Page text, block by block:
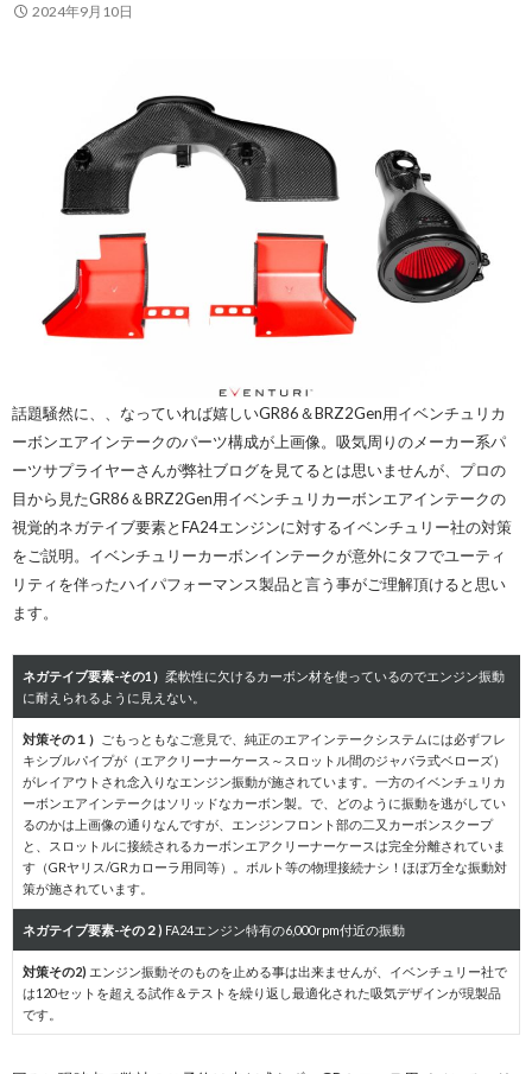
2024年9月10日
話題騒然に、、なっていれば嬉しいGR86＆BRZ2Gen用イベンチュリカ
ーボンエアインテークのパーツ構成が上画像。吸気周りのメーカー系パ
ーツサプライヤーさんが弊社ブログを見てるとは思いませんが、プロの
目から見たGR86＆BRZ2Gen用イベンチュリカーボンエアインテークの
視覚的ネガテイブ要素とFA24エンジンに対するイベンチュリー社の対策
をご説明。イベンチュリーカーボンインテークが意外にタフでユーティ
リティを伴ったハイパフォーマンス製品と言う事がご理解頂けると思い
ます。
ネガテイブ要素-その1） 柔軟性に欠けるカーボン材を使っているのでエンジン振動
に耐えられるように見えない。
対策その１）
ごもっともなご意見で、純正のエアインテークシステムには必ずフレ
キシブルパイプが（エアクリーナーケース～スロットル間のジャバラ式ベローズ）
がレイアウトされ念入りなエンジン振動が施されています。一方のイベンチュリカ
ーボンエアインテークはソリッドなカーボン製。で、どのように振動を逃がしてい
るのかは上画像の通りなんですが、エンジンフロント部の二又カーボンスクープ
と、スロットルに接続されるカーボンエアクリーナーケースは完全分離されていま
す（GRヤリス/GRカローラ用同等）。ボルト等の物理接続ナシ！ほぼ万全な振動対
策が施されています。
ネガテイブ要素-その２) FA24エンジン特有の6,000rpm付近の振動
対策その2) エンジン振動そのものを止める事は出来ませんが、イベンチュリー社で
は120セットを超える試作＆テストを繰り返し最適化された吸気デザインが現製品
です。